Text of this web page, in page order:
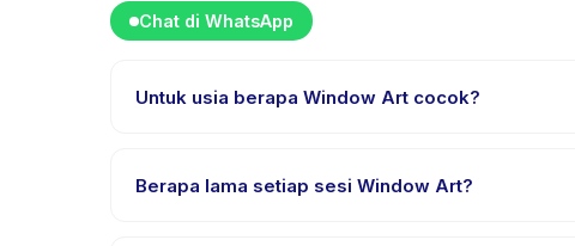
Chat di WhatsApp
Untuk usia berapa Window Art cocok?
anak mendapat tantangan yang sesuai.
Berapa lama setiap sesi Window Art?